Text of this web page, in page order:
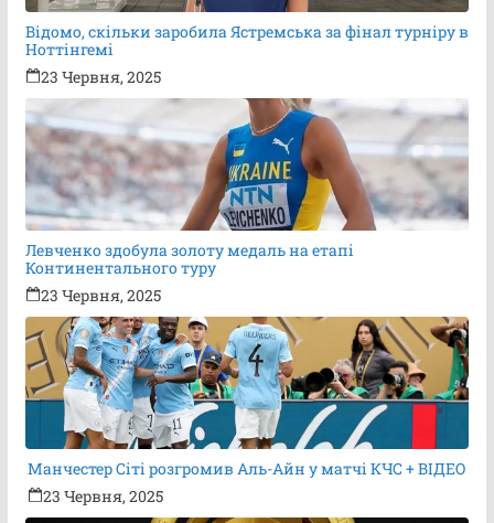
Відомо, скільки заробила Ястремська за фінал турніру в
Ноттінгемі
23 Червня, 2025
Левченко здобула золоту медаль на етапі
Континентального туру
23 Червня, 2025
Манчестер Сіті розгромив Аль-Айн у матчі КЧС + ВІДЕО
23 Червня, 2025